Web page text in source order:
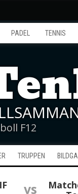
PADEL TENNIS
F12
TRUPPEN
vs